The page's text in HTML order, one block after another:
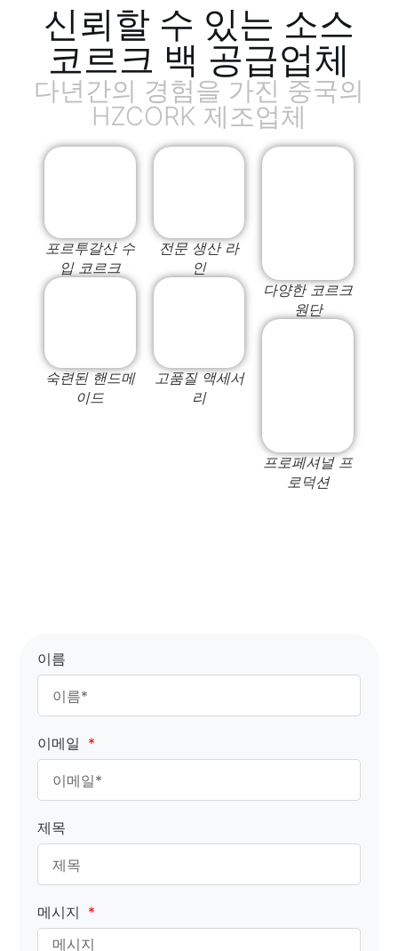
신뢰할 수 있는 소스
코르크 백 공급업체
다년간의 경험을 가진 중국의
HZCORK 제조업체
포르투갈산 수
입 코르크
숙련된 핸드메
이드
전문 생산 라
인
고품질 액세서
리
다양한 코르크
원단
프로페셔널 프
로덕션
이름
이메일
제목
메시지